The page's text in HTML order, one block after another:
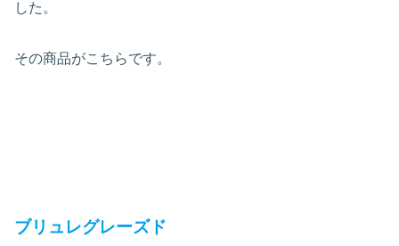
した。
その商品がこちらです。
ブリュレグレーズド